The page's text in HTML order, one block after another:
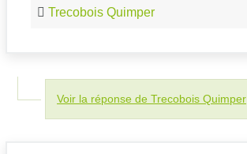
Trecobois Quimper
Voir la réponse de Trecobois Quimper